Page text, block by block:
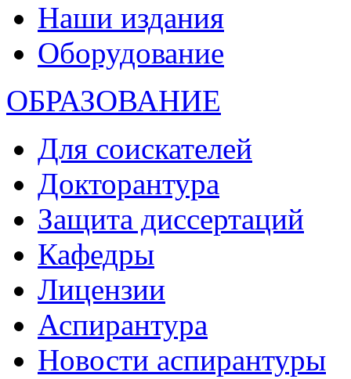
Наши издания
Оборудование
ОБРАЗОВАНИЕ
Для соискателей
Докторантура
Защита диссертаций
Кафедры
Лицензии
Аспирантура
Новости аспирантуры